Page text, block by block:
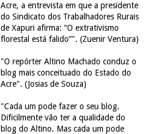
Acre, a entrevista em que a presidente
do Sindicato dos Trabalhadores Rurais
de Xapuri afirma: “O extrativismo
florestal está falido”". (Zuenir Ventura)
"O repórter Altino Machado conduz o
blog mais conceituado do Estado do
Acre". (Josias de Souza)
"Cada um pode fazer o seu blog.
Dificilmente vão ter a qualidade do
blog do Altino. Mas cada um pode